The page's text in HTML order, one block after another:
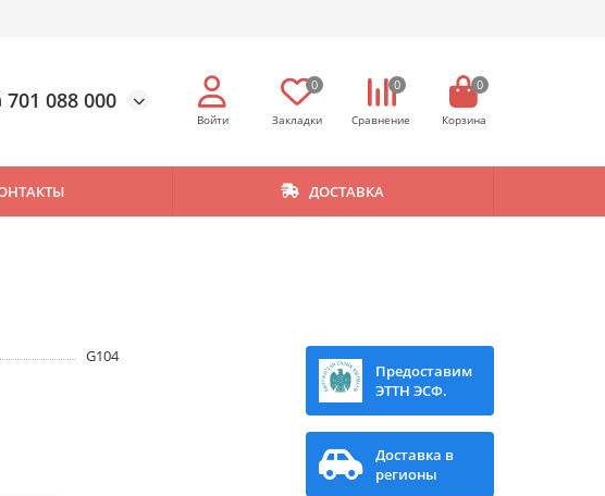
701 088 000
0 0 0
ДОСТАВКА
G104
Предоставим
ЭТТН ЭСФ.
Доставка в
регионы